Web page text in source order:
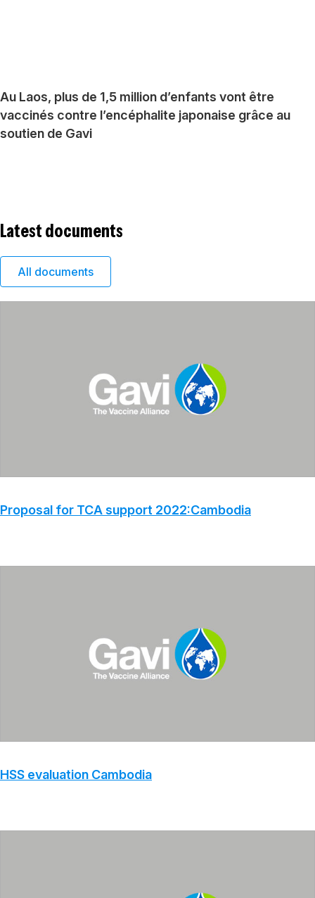
Au Laos, plus de 1,5 million d’enfants vont être
vaccinés contre l’encéphalite japonaise grâce au
soutien de Gavi
Latest documents
All documents
Proposal for TCA support 2022:Cambodia
HSS evaluation Cambodia